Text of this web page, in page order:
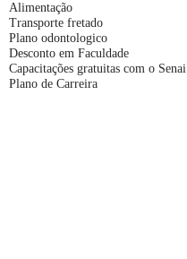
Alimentação
Transporte fretado
Plano odontologico
Desconto em Faculdade
Capacitações gratuitas com o Senai
Plano de Carreira